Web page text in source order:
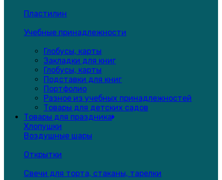
Пластилин
Учебные принадлежности
Глобусы, карты
Закладки для книг
Глобусы, карты
Подставки для книг
Портфолио
Разное из учебных принадлежностей
Товары для детских садов
Товары для праздника
Хлопушки
Воздушные шары
Открытки
Свечи для торта, стаканы, тарелки